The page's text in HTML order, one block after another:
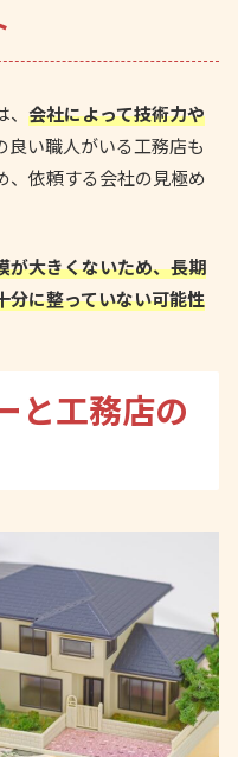
会社によって技術力や
良い職人がいる工務店も
、依頼する会社の見極め
が大きくないため、長期
分に整っていない可能性
と工務店の